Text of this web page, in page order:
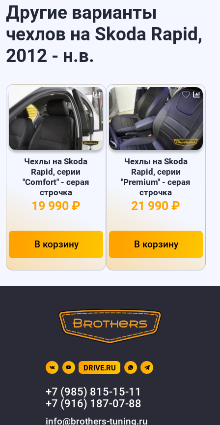
Другие варианты
чехлов на Skoda Rapid,
2012 - н.в.
Чехлы на Skoda
Rapid, серии
"Comfort" - серая
строчка
19 990 ₽
В корзину
Чехлы на Skoda
Rapid, серии
"Premium" - серая
строчка
21 990 ₽
В корзину
DRIVE.RU
+7 (985) 815-15-11
+7 (916) 187-07-88
info@brothers-tuning.ru